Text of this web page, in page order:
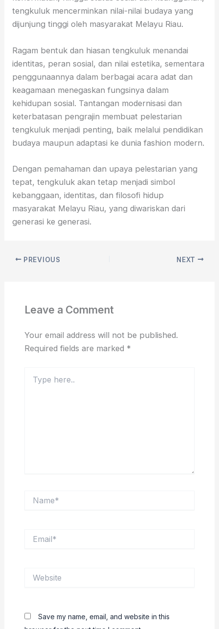
tengkuluk mencerminkan nilai-nilai budaya yang
dijunjung tinggi oleh masyarakat Melayu Riau.
Ragam bentuk dan hiasan tengkuluk menandai
identitas, peran sosial, dan nilai estetika, sementara
penggunaannya dalam berbagai acara adat dan
keagamaan menegaskan fungsinya dalam
kehidupan sosial. Tantangan modernisasi dan
keterbatasan pengrajin membuat pelestarian
tengkuluk menjadi penting, baik melalui pendidikan
budaya maupun adaptasi ke dunia fashion modern.
Dengan pemahaman dan upaya pelestarian yang
tepat, tengkuluk akan tetap menjadi simbol
kebanggaan, identitas, dan filosofi hidup
masyarakat Melayu Riau, yang diwariskan dari
generasi ke generasi.
PREVIOUS NEXT
Leave a Comment
Your email address will not be published.
Required fields are marked *
here..
Save my name, email, and website in this